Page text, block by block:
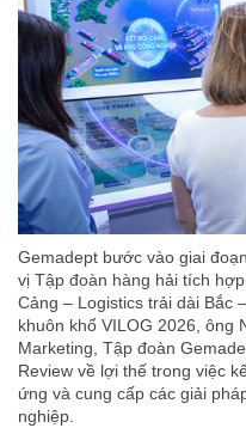
Gemadept bước vào giai
vị Tập đoàn hàng hải tích
Cảng – Logistics trải dài Bắc
khuôn khổ VILOG 2026, ông
Marketing, Tập đoàn
Review về lợi thế trong việc
ứng và cung cấp các giải
nghiệp.